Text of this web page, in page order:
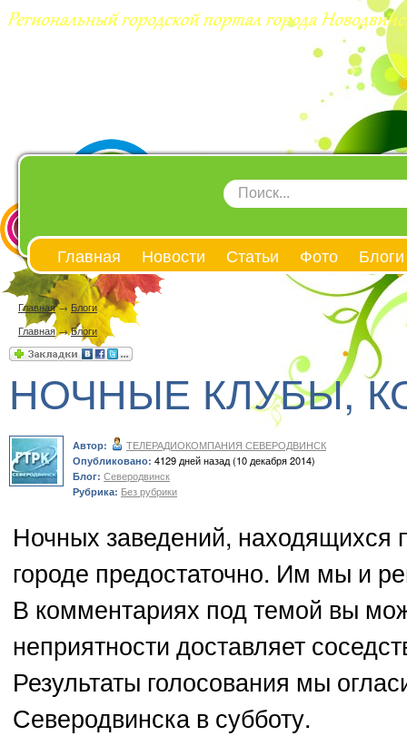
Главная Новости Статьи Фото Блоги
Главная→ Блоги
Главная→Блоги
НОЧНЫЕ КЛУБЫ,
Автор: ТЕЛЕРАДИОКОМПАНИЯ СЕВЕРОДВИНСК
Опубликовано: 4129 дней назад (10 декабря 2014)
Блог: Северодвинск
Рубрика: Без рубрики
Ночных заведений,
городе предостаточно. Им мы и
В комментариях под темой вы
неприятности доставляет
Результаты голосования мы
Северодвинска в субботу.